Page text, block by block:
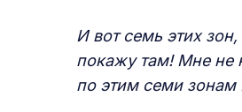
И вот семь этих
покажу там! Мне не
по этим семи зонам